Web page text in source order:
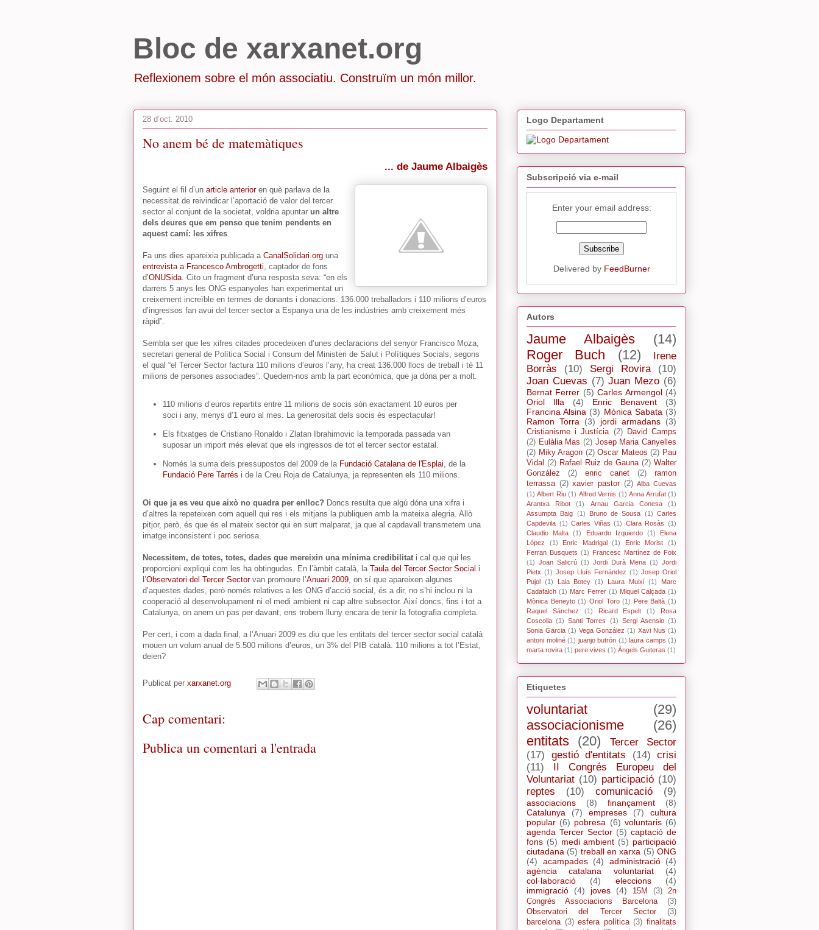
Bloc de xarxanet.org
Reflexionem sobre el món associatiu. Construïm un món millor.
28 d’oct. 2010
No anem bé de matemàtiques
... de Jaume Albaigès
Seguint el fil d’un article anterioren què parlava de la
necessitat de reivindicar l’aportació de valor del tercer
sector al conjunt de la societat, voldria apuntar un altre
dels deures que em penso que tenim pendents en
aquest camí: les xifres.
Fa uns dies apareixia publicada a CanalSolidari.org una
entrevista a Francesco Ambrogetti, captador de fons
d’ONUSida. Cito un fragment d’una resposta seva: “en els
darrers 5 anys les ONG espanyoles han experimentat un
creixement increïble en termes de donants i donacions. 136.000 treballadors i 110 milions d’euros
d’ingressos fan avui del tercer sector a Espanya una de les indústries amb creixement més
ràpid”.
Sembla ser que les xifres citades procedeixen d’unes declaracions del senyor Francisco Moza,
secretari general de Política Social i Consum del Ministeri de Salut i Polítiques Socials, segons
el qual “el Tercer Sector factura 110 milions d’euros l’any, ha creat 136.000 llocs de treball i té 11
milions de persones associades”. Quedem-nos amb la part econòmica, que ja dóna per a molt.
110 milions d’euros repartits entre 11 milions de socis són exactament 10 euros per
soci i any, menys d’1 euro al mes. La generositat dels socis és espectacular!
Els fitxatges de Cristiano Ronaldo i Zlatan Ibrahimovic la temporada passada van
suposar un import més elevat que els ingressos de tot el tercer sector estatal.
Només la suma dels pressupostos del 2009 de la Fundació Catalana de l'Esplai , de la
Fundació Pere Tarrés i de la Creu Roja de Catalunya, ja representen els 110 milions.
Oi que ja es veu que això no quadra per enlloc? Doncs resulta que algú dóna una xifra i
d’altres la repeteixen com aquell qui res i els mitjans la publiquen amb la mateixa alegria. Allò
pitjor, però, és que és el mateix sector qui en surt malparat, ja que al capdavall transmetem una
imatge inconsistent i poc seriosa.
Necessitem, de totes, totes, dades que mereixin una mínima credibilitat i cal que qui les
proporcioni expliqui com les ha obtingudes. En l’àmbit català, la Taula del Tercer Sector Social i
l’Observatori del Tercer Sectorvan promoure l’Anuari 2009 , on sí que apareixen algunes
d’aquestes dades, però només relatives a les ONG d’acció social, és a dir, no s’hi inclou ni la
cooperació al desenvolupament ni el medi ambient ni cap altre subsector. Així doncs, fins i tot a
Catalunya, on anem un pas per davant, ens trobem lluny encara de tenir la fotografia completa.
Per cert, i com a dada final, a l’Anuari 2009 es diu que les entitats del tercer sector social català
mouen un volum anual de 5.500 milions d’euros, un 3% del PIB català. 110 milions a tot l’Estat,
deien?
Publicat per xarxanet.org
Cap comentari:
Publica un comentari a l'entrada
Logo Departament
Subscripció via e-mail
Enter your email address:
Delivered by FeedBurner
Autors
Jaume Albaigès
(14)
Roger Buch
(12)
Irene
Borràs
(10) Sergi Rovira
(10)
Joan Cuevas (7) Juan Mezo (6)
Bernat Ferrer (5) Carles Armengol (4)
Oriol Illa
(4) Enric Benavent
(3)
Francina Alsina (3) Mònica Sabata (3)
Ramon Torra
(3) jordi armadans (3)
Cristianisme i Justícia (2)
David Camps
(2) Eulàlia Mas (2) Josep Maria Canyelles
(2) Miky Aragon (2) Oscar Mateos (2) Pau
Vidal (2) Rafael Ruiz de Gauna (2) Walter
González
(2) enric canet (2)
ramon
terrassa (2) xavier pastor (2) Alba Cuevas
(1) Albert Riu (1) Alfred Vernis (1) Anna Arrufat (1)
Arantxa Ribot
(1) Arnau Garcia Conesa
(1)
Assumpta Baig (1) Bruno de Sousa (1) Carles
Capdevila (1) Carles Viñas (1) Clara Rosàs (1)
Claudio Malta
(1) Eduardo Izquierdo (1)
Elena
López
(1) Enric Madrigal (1) Enric Morist
(1)
Ferran Busquets (1) Francesc Martínez de Foix
(1) Joan Salicrú (1) Jordi Durà Mena (1) Jordi
Pietx (1) Josep Lluís Fernández (1) Josep Oriol
Pujol (1) Laia Botey (1) Laura Muixí (1)
Marc
Cadafalch (1) Marc Ferrer (1) Miquel Calçada (1)
Mònica Beneyto (1) Oriol Toro (1) Pere Baltà (1)
Raquel Sánchez
(1) Ricard Espelt (1)
Rosa
Coscolla (1) Santi Torres (1) Sergi Asensio (1)
Sonia Garcia (1) Vega González (1) Xavi Nus (1)
antoni moliné (1) juanjo butrón (1) laura camps (1)
marta rovira (1) pere vives (1) Àngels Guiteras (1)
Etiquetes
voluntariat
(29)
associacionisme
(26)
entitats (20)
Tercer Sector
(17)
gestió d'entitats (14) crisi
(11)
II Congrés Europeu del
Voluntariat (10) participació (10)
reptes
(10) comunicació (9)
associacions (8) finançament
(8)
Catalunya
(7) empreses (7)
cultura
popular (6) pobresa (6) voluntaris (6)
agenda Tercer Sector (5) captació de
fons (5) medi ambient (5) participació
ciutadana (5) treball en xarxa (5) ONG
(4)
acampades (4) administració (4)
agència catalana voluntariat
(4)
col·laboració
(4) eleccions
(4)
immigració
(4) joves (4) 15M (3)
2n
Congrés Associacions Barcelona
(3)
Observatori del Tercer Sector
(3)
barcelona (3) esfera política (3) finalitats